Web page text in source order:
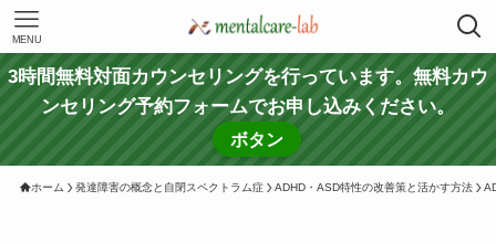
MENU
3時間無料対面カウンセリングを行っています。無料カウ
ンセリング予約フォームでお申し込みください。
ボタン
ホーム 発達障害の概念と自閉スペクトラム症 ADHD・ASD特性の改善策と活かす方法